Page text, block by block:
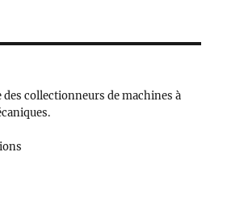
collectionneurs de machines à